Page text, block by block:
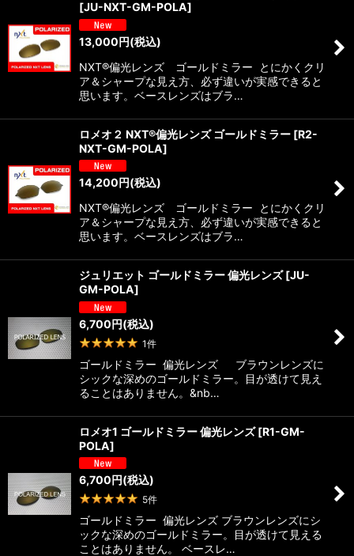
[JU-NXT-GM-POLA]
13,000円(税込)
NXT®偏光レンズ ゴールドミラー とにかくクリ
ア＆シャープな見え方、必ず違いが実感できると
思います。ベースレンズはブラ…
ロメオ２ NXT®偏光レンズ ゴールドミラー [R2-
NXT-GM-POLA]
14,200円(税込)
NXT®偏光レンズ ゴールドミラー とにかくクリ
ア＆シャープな見え方、必ず違いが実感できると
思います。ベースレンズはブラ…
ジュリエット ゴールドミラー 偏光レンズ [JU-
GM-POLA]
6,700円(税込)
1件
ゴールドミラー 偏光レンズ ブラウンレンズに
シックな深めのゴールドミラー。目が透けて見え
ることはありません。&nb…
ロメオ1 ゴールドミラー 偏光レンズ [R1-GM-
POLA]
6,700円(税込)
5件
ゴールドミラー 偏光レンズ ブラウンレンズにシ
ックな深めのゴールドミラー。目が透けて見える
ことはありません。 ベースレ…